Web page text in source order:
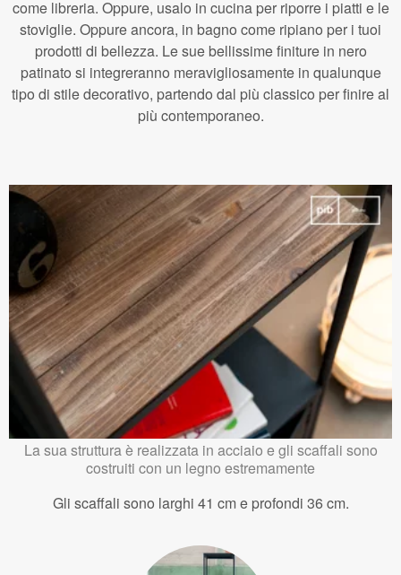
come libreria. Oppure, usalo in cucina per riporre i piatti e le
stoviglie. Oppure ancora, in bagno come ripiano per i tuoi
prodotti di bellezza. Le sue bellissime finiture in nero
patinato si integreranno meravigliosamente in qualunque
tipo di stile decorativo, partendo dal più classico per finire al
più contemporaneo.
La sua struttura è realizzata in acciaio e gli scaffali sono
costruiti con un legno estremamente
Gli scaffali sono larghi 41 cm e profondi 36 cm.